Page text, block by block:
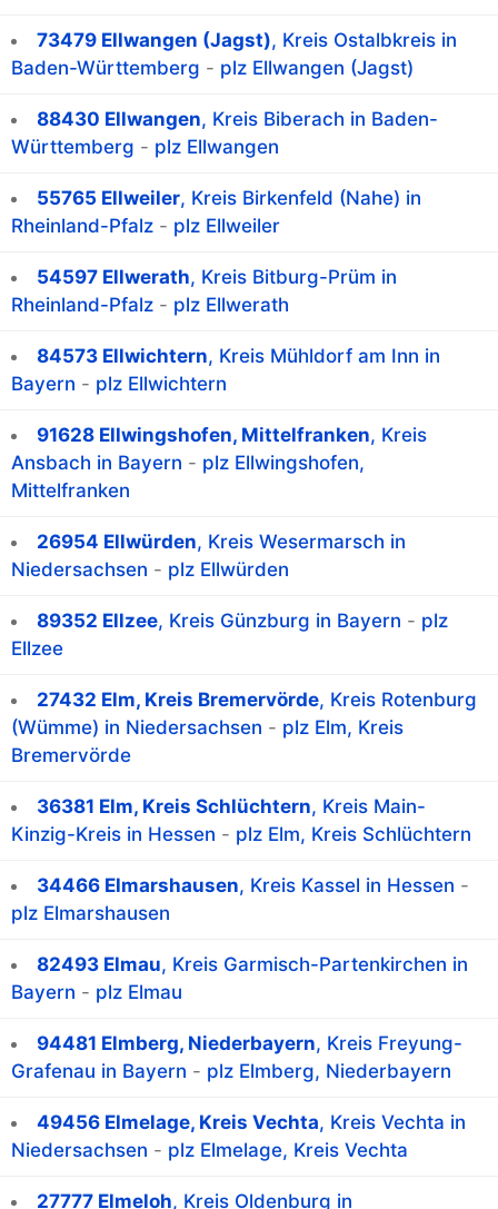
73479 Ellwangen (Jagst), Kreis Ostalbkreis in
Baden-Württemberg - plz Ellwangen (Jagst)
88430 Ellwangen, Kreis Biberach in Baden-
Württemberg - plz Ellwangen
55765 Ellweiler, Kreis Birkenfeld (Nahe) in
Rheinland-Pfalz - plz Ellweiler
54597 Ellwerath, Kreis Bitburg-Prüm in
Rheinland-Pfalz - plz Ellwerath
84573 Ellwichtern, Kreis Mühldorf am Inn in
Bayern - plz Ellwichtern
91628 Ellwingshofen, Mittelfranken, Kreis
Ansbach in Bayern - plz Ellwingshofen,
Mittelfranken
26954 Ellwürden, Kreis Wesermarsch in
Niedersachsen - plz Ellwürden
89352 Ellzee, Kreis Günzburg in Bayern - plz
Ellzee
27432 Elm, Kreis Bremervörde, Kreis Rotenburg
(Wümme) in Niedersachsen - plz Elm, Kreis
Bremervörde
36381 Elm, Kreis Schlüchtern, Kreis Main-
Kinzig-Kreis in Hessen - plz Elm, Kreis Schlüchtern
34466 Elmarshausen, Kreis Kassel in Hessen -
plz Elmarshausen
82493 Elmau, Kreis Garmisch-Partenkirchen in
Bayern - plz Elmau
94481 Elmberg, Niederbayern, Kreis Freyung-
Grafenau in Bayern - plz Elmberg, Niederbayern
49456 Elmelage, Kreis Vechta, Kreis Vechta in
Niedersachsen - plz Elmelage, Kreis Vechta
27777 Elmeloh, Kreis Oldenburg in